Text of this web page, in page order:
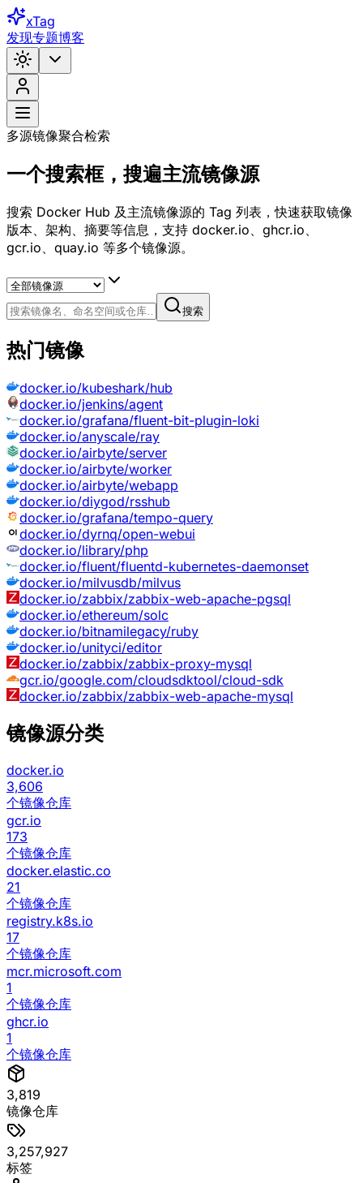
xTag
发现专题博客
多源镜像聚合检索
一个搜索框，搜遍主流镜像源
搜索 Docker Hub 及主流镜像源的 Tag 列表，快速获取镜像
版本、架构、摘要等信息，支持 docker.io、ghcr.io、
gcr.io、quay.io 等多个镜像源。
搜索
热门镜像
docker.io/kubeshark/hub
docker.io/jenkins/agent
docker.io/grafana/fluent-bit-plugin-loki
docker.io/anyscale/ray
docker.io/airbyte/server
docker.io/airbyte/worker
docker.io/airbyte/webapp
docker.io/diygod/rsshub
docker.io/grafana/tempo-query
docker.io/dyrnq/open-webui
docker.io/library/php
docker.io/fluent/fluentd-kubernetes-daemonset
docker.io/milvusdb/milvus
docker.io/zabbix/zabbix-web-apache-pgsql
docker.io/ethereum/solc
docker.io/bitnamilegacy/ruby
docker.io/unityci/editor
docker.io/zabbix/zabbix-proxy-mysql
gcr.io/google.com/cloudsdktool/cloud-sdk
docker.io/zabbix/zabbix-web-apache-mysql
镜像源分类
docker.io
3,606
个镜像仓库
gcr.io
173
个镜像仓库
docker.elastic.co
21
个镜像仓库
registry.k8s.io
17
个镜像仓库
mcr.microsoft.com
1
个镜像仓库
ghcr.io
1
个镜像仓库
3,819
镜像仓库
3,257,927
标签